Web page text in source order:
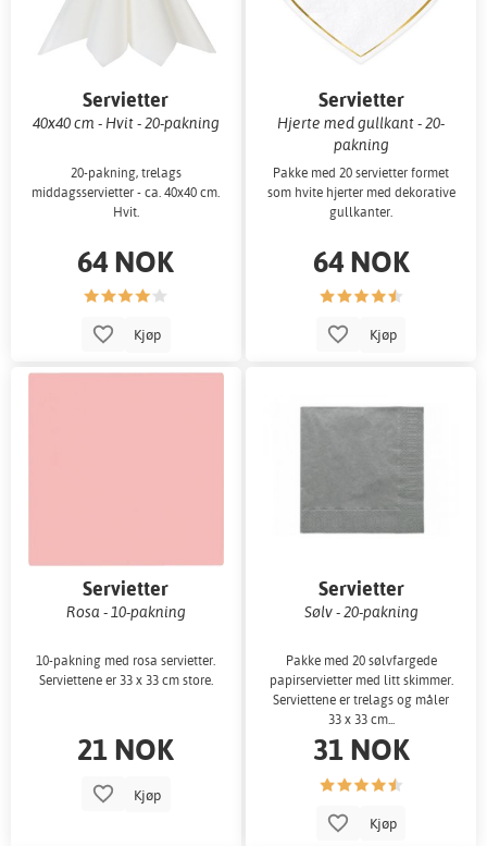
Servietter
40x40 cm - Hvit - 20-pakning
20-pakning, trelags
middagsservietter - ca. 40x40 cm.
Hvit.
64 NOK
Kjøp
Servietter
Hjerte med gullkant - 20-
pakning
Pakke med 20 servietter formet
som hvite hjerter med dekorative
gullkanter.
64 NOK
Kjøp
Servietter
Rosa - 10-pakning
10-pakning med rosa servietter.
Serviettene er 33 x 33 cm store.
21 NOK
Kjøp
Servietter
Sølv - 20-pakning
Pakke med 20 sølvfargede
papirservietter med litt skimmer.
Serviettene er trelags og måler
33 x 33 cm...
31 NOK
Kjøp